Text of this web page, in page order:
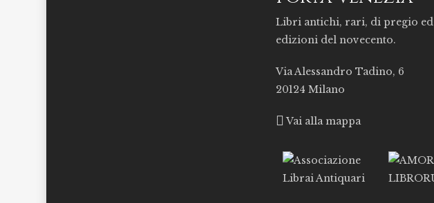
Libri antichi, rari, di pregio ed
edizioni del novecento.
Via Alessandro Tadino, 6
20124 Milano
Vai alla mappa